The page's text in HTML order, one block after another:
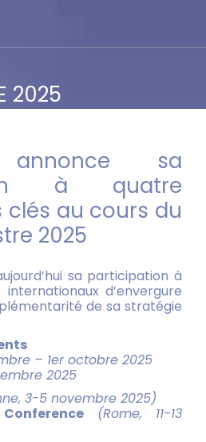
2025
annonce sa
à quatre
clés au cours du
2025
sa participation à
d’envergure
de sa stratégie
– 1er octobre 2025
2025
3-5 novembre 2025)
(Rome, 11-13